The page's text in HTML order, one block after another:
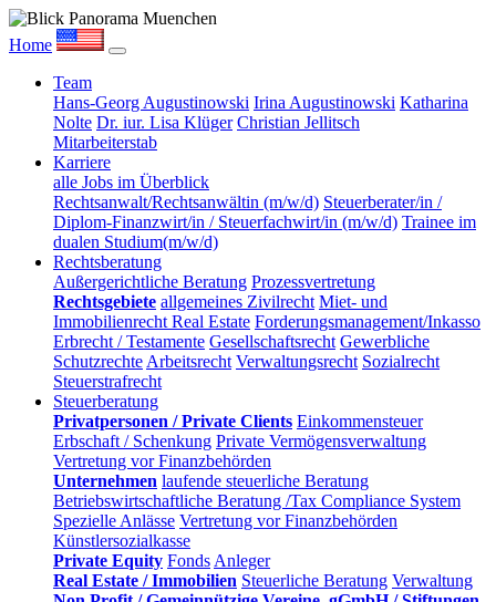
Home
Team
Hans-Georg Augustinowski Irina Augustinowski Katharina
Nolte Dr. iur. Lisa Klüger Christian Jellitsch
Mitarbeiterstab
Karriere
alle Jobs im Überblick
Rechtsanwalt/Rechtsanwältin (m/w/d) Steuerberater/in /
Diplom-Finanzwirt/in / Steuerfachwirt/in (m/w/d) Trainee im
dualen Studium(m/w/d)
Rechtsberatung
Außergerichtliche Beratung Prozessvertretung
Rechtsgebiete allgemeines Zivilrecht Miet- und
Immobilienrecht Real Estate Forderungsmanagement/Inkasso
Erbrecht / Testamente Gesellschaftsrecht Gewerbliche
Schutzrechte Arbeitsrecht Verwaltungsrecht Sozialrecht
Steuerstrafrecht
Steuerberatung
Privatpersonen / Private Clients Einkommensteuer
Erbschaft / Schenkung Private Vermögensverwaltung
Vertretung vor Finanzbehörden
Unternehmen laufende steuerliche Beratung
Betriebswirtschaftliche Beratung /Tax Compliance System
Spezielle Anlässe Vertretung vor Finanzbehörden
Künstlersozialkasse
Private Equity Fonds Anleger
Real Estate / Immobilien Steuerliche Beratung Verwaltung